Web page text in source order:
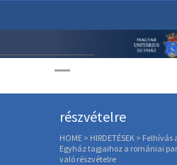
Unitárius
Felhívás a Magyar
parlamenti
részvételre
HOME > HIRDETÉSEK > Felhívás
Egyház tagjaihoz a romániai
való részvételre